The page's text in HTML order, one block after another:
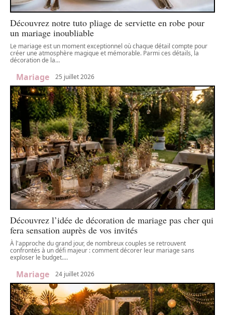
Découvrez notre tuto pliage de serviette en robe pour
un mariage inoubliable
Le mariage est un moment exceptionnel où chaque détail compte pour
créer une atmosphère magique et mémorable. Parmi ces détails, la
décoration de la…
Mariage 25 juillet 2026
Découvrez l’idée de décoration de mariage pas cher qui
fera sensation auprès de vos invités
À l'approche du grand jour, de nombreux couples se retrouvent
confrontés à un défi majeur : comment décorer leur mariage sans
exploser le budget.…
Mariage 24 juillet 2026